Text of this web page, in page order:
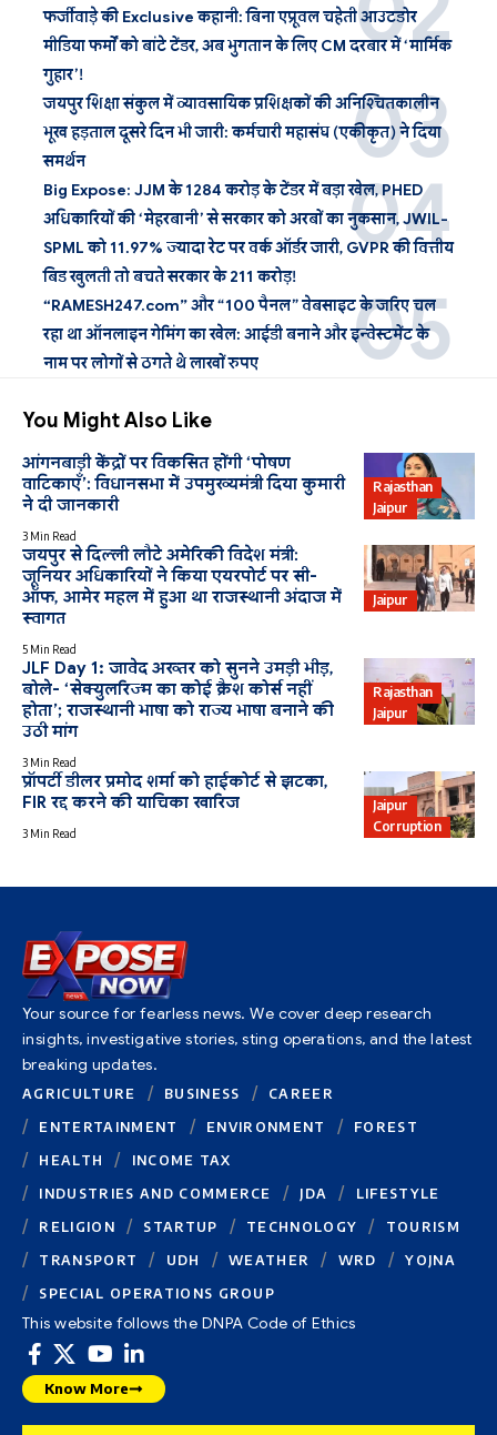
फर्जीवाड़े की Exclusive कहानी: बिना एप्रूवल चहेती आउटडोर
मीडिया फर्मों को बांटे टेंडर, अब भुगतान के लिए CM दरबार में ‘मार्मिक
गुहार’!
जयपुर शिक्षा संकुल में व्यावसायिक प्रशिक्षकों की अनिश्चितकालीन
भूख हड़ताल दूसरे दिन भी जारी: कर्मचारी महासंघ (एकीकृत) ने दिया
समर्थन
Big Expose: JJM के 1284 करोड़ के टेंडर में बड़ा खेल, PHED
अधिकारियों की ‘मेहरबानी’ से सरकार को अरबों का नुकसान, JWIL-
SPML को 11.97% ज्यादा रेट पर वर्क ऑर्डर जारी, GVPR की वित्तीय
बिड खुलती तो बचते सरकार के 211 करोड़!
“RAMESH247.com” और “100 पैनल” वेबसाइट के जरिए चल
रहा था ऑनलाइन गेमिंग का खेल: आईडी बनाने और इन्वेस्टमेंट के
नाम पर लोगों से ठगते थे लाखों रुपए
You Might Also Like
Rajasthan
Jaipur
आंगनबाड़ी केंद्रों पर विकसित होंगी ‘पोषण
वाटिकाएँ’: विधानसभा में उपमुख्यमंत्री दिया कुमारी
ने दी जानकारी
3 Min Read
Jaipur
जयपुर से दिल्ली लौटे अमेरिकी विदेश मंत्री:
जूनियर अधिकारियों ने किया एयरपोर्ट पर सी-
ऑफ, आमेर महल में हुआ था राजस्थानी अंदाज में
स्वागत
5 Min Read
Rajasthan
Jaipur
JLF Day 1: जावेद अख्तर को सुनने उमड़ी भीड़,
बोले- ‘सेक्युलरिज्म का कोई क्रैश कोर्स नहीं
होता’; राजस्थानी भाषा को राज्य भाषा बनाने की
उठी मांग
3 Min Read
Jaipur
Corruption
प्रॉपर्टी डीलर प्रमोद शर्मा को हाईकोर्ट से झटका,
FIR रद्द करने की याचिका खारिज
3 Min Read
Your source for fearless news. We cover deep research
insights, investigative stories, sting operations, and the latest
breaking updates.
AGRICULTURE BUSINESS
CAREER
ENTERTAINMENT
ENVIRONMENT
FOREST
HEALTH
INCOME TAX
INDUSTRIES AND COMMERCE
JDA
LIFESTYLE
RELIGION
STARTUP TECHNOLOGY
TOURISM
TRANSPORT
UDH WEATHER WRD
YOJNA
SPECIAL OPERATIONS GROUP
This website follows the DNPA Code of Ethics
Know More